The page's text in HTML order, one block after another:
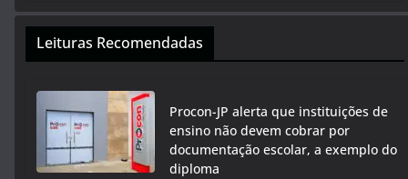
Leituras Recomendadas
Procon-JP alerta que instituições de
ensino não devem cobrar por
documentação escolar, a exemplo do
diploma